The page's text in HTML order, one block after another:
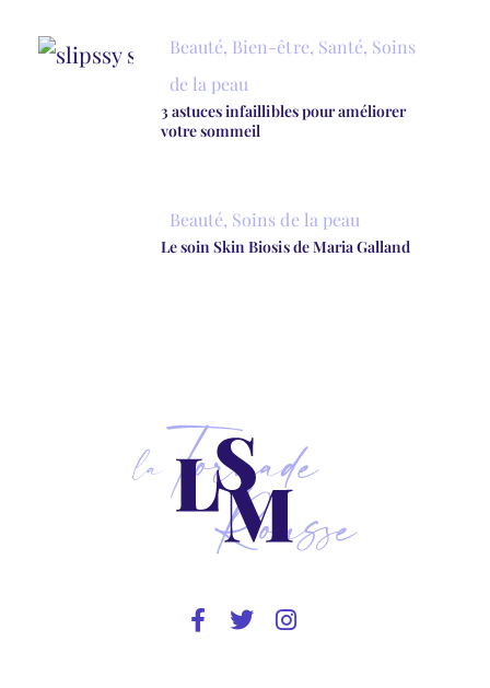
Beauté, Bien-être, Santé, Soins
de la peau
3 astuces infaillibles pour améliorer
votre sommeil
Beauté, Soins de la peau
Le soin Skin Biosis de Maria Galland